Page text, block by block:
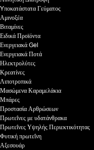
Yποκατάστατα Γεύματος
Αμινοξέα
Βιταμίνες
Ειδικά Προϊόντα
Ενεργειακά Gel
Ενεργειακά Ποτά
Ηλεκτρολύτες
Κρεατίνες
Λιποτροπικά
Μασώμενα Καραμελάκια
Μπάρες
Προστασία Αρθρώσεων
Πρωτεΐνες με υδατάνθρακα
Πρωτεΐνες Υψηλής Περιεκτικότητας
Φυτική πρωτεΐνη
Αξεσουάρ